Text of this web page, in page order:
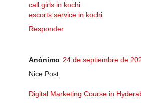
call girls in kochi
escorts service in kochi
Responder
Anónimo 24 de septiembre de
Nice Post
Digital Marketing Course in